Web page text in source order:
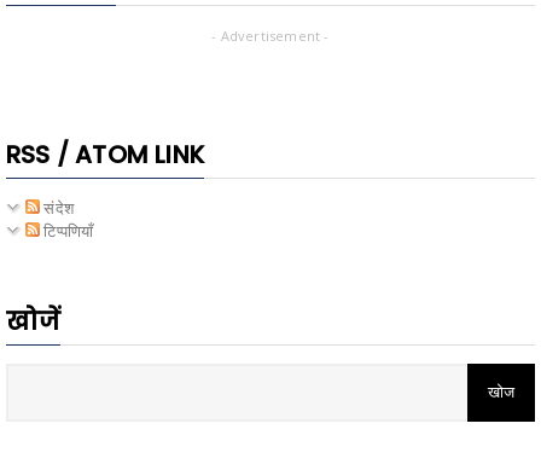
- Advertisement -
RSS / ATOM LINK
संदेश
टिप्पणियाँ
खोजें